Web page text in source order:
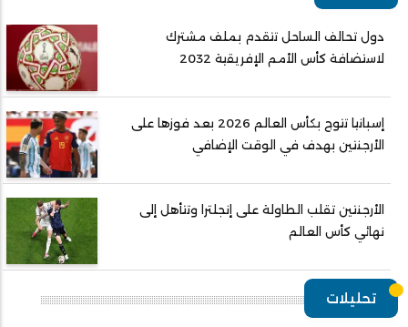
دول تحالف الساحل تتقدم بملف مشترك
لاستضافة كأس الأمم الإفريقية 2032
إسبانيا تتوج بكأس العالم 2026 بعد فوزها على
الأرجنتين بهدف في الوقت الإضافي
الأرجنتين تقلب الطاولة على إنجلترا وتتأهل إلى
نهائي كأس العالم
تحليلات